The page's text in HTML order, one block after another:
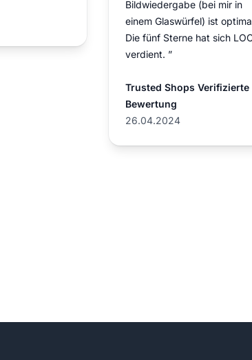
Bildwiedergabe (bei mir in
einem Glaswürfel) ist
Die fünf Sterne hat sich
verdient. ”
Trusted Shops Verifizierte
Bewertung
26.04.2024